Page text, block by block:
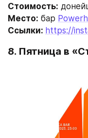
Стоимость:
Место: бар
Ссылки: https://
8. Пятница в